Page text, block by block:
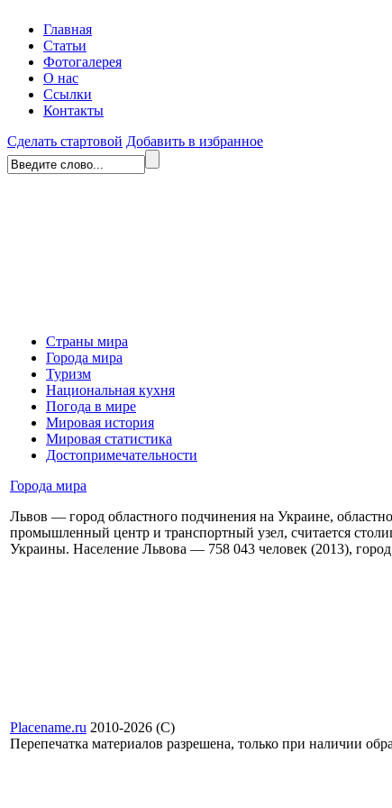
Главная
Статьи
Фотогалерея
О нас
Ссылки
Контакты
Сделать стартовой Добавить в избранное
Страны мира
Города мира
Туризм
Национальная кухня
Погода в мире
Мировая история
Мировая статистика
Достопримечательности
Города мира
Львов — город областного подчинения на Украине,
промышленный центр и транспортный узел, считается
Украины. Население Львова — 758 043 человек (2013),
Placename.ru 2010-2026 (С)
Перепечатка материалов разрешена, только при наличии